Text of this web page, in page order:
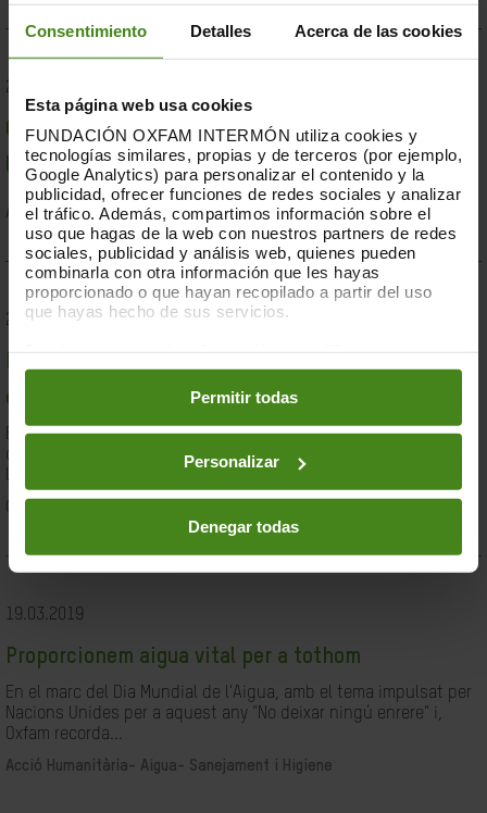
Consentimiento Detalles Acerca de las cookies
Esta página web usa cookies
FUNDACIÓN OXFAM INTERMÓN utiliza cookies y
tecnologías similares, propias y de terceros (por ejemplo,
Google Analytics) para personalizar el contenido y la
publicidad, ofrecer funciones de redes sociales y analizar
el tráfico. Además, compartimos información sobre el
uso que hagas de la web con nuestros partners de redes
sociales, publicidad y análisis web, quienes pueden
combinarla con otra información que les hayas
proporcionado o que hayan recopilado a partir del uso
que hayas hecho de sus servicios.
preferencias accediendo a nuestraPolítica de Cookieso
en los botones facilitados a continuación:
Permitir todas
Personalizar
Denegar todas
23.07.2019
Compromesos o complaents: una resposta fallida a
la crisi per sequera a la Banya d'Àfrica de 2019
Acció Humanitària-Resiliència i Mitjans de Vida
28.03.2019
desigualtat a Espanya
En el marc de la lluita contra la desigualtat, Oxfam Intermón ha
desenvolupat una eina d'anàlisi estructural de les causes de
la...
Ciutadania- Governabilitat i Drets Humans
19.03.2019
Proporcionem aigua vital per a tothom
En el marc del Dia Mundial de l'Aigua, amb el tema impulsat per
Nacions Unides per a aquest any "No deixar ningú enrere" i,
Oxfam recorda...
Acció Humanitària- Aigua- Sanejament i Higiene